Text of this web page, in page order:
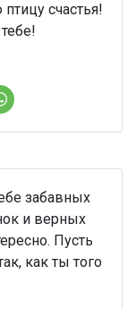
счастья!
забавных
и верных
Пусть
как ты того